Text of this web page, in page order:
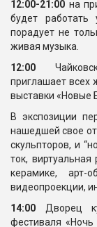
12:00-21:00 на
будет работать
порадует не
живая музыка.
12:00
приглашает всех
выставки «Новые
В экспозиции
нашедшей свое
скульпторов, и
ток, виртуальная
керамике, арт-
видеопроекции,
14:00 Дворец
фестиваля